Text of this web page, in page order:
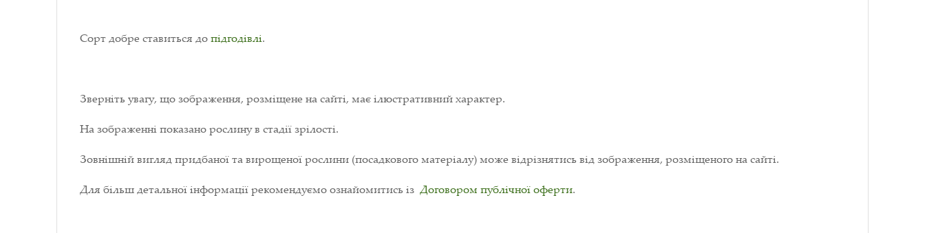
Сорт добре ставиться допідгодівлі.
Зверніть увагу, що зображення, розміщене на сайті, має ілюстративний характер.
На зображенні показано рослину в стадії зрілості.
Зовнішній вигляд придбаної та вирощеної рослини (посадкового матеріалу) може відрізнятись від зображення, розміщеного на сайті.
Для більш детальної інформації рекомендуємо ознайомитись із Договором публічної оферти.